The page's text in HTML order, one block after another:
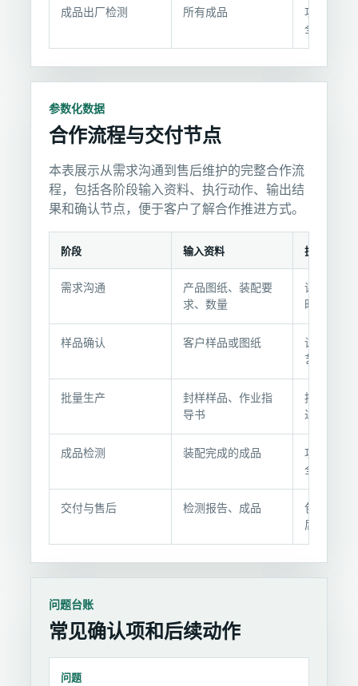
成品出厂检测 所有成品
功能、外
全检
参数化数据
合作流程与交付节点
本表展示从需求沟通到售后维护的完整合作流
程，包括各阶段输入资料、执行动作、输出结
果和确认节点，便于客户了解合作推进方式。
程
交
付
点
阶段 输入资料 执行动作
需求沟通
产品图纸、装配要
求、数量
评估复杂
时，出具
样品确认 客户样品或图纸
试装样品
艺参数
批量生产
封样样品、作业指
导书
按工艺批
过程抽检
成品检测 装配完成的成品
功能、外
全检
交付与售后 检测报告、成品
包装交付
后支持
问题台账
常见确认项和后续动作
问题